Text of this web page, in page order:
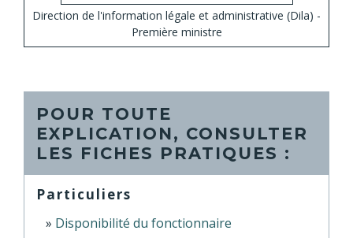
Direction de l'information légale et administrative (Dila) -
Première ministre
POUR TOUTE
EXPLICATION, CONSULTER
LES FICHES PRATIQUES :
Particuliers
Disponibilité du fonctionnaire